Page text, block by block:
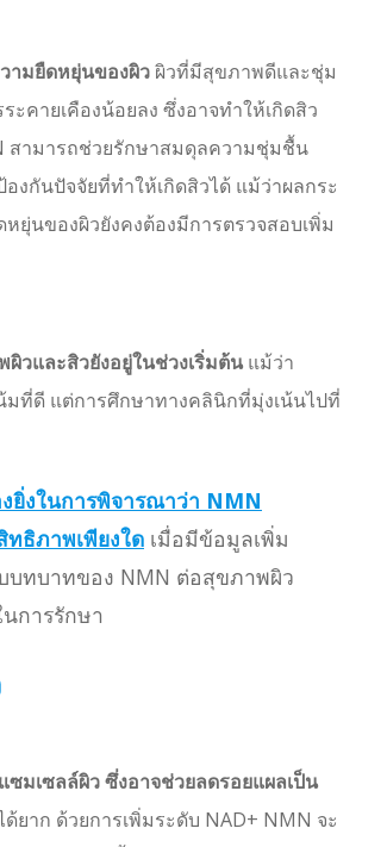
ามยืดหยุ่นของผิวผิวที่มีสุขภาพดีและชุ่ม
คายเคืองน้อยลง ซึ่งอาจทำให้เกิดสิว
สามารถช่วยรักษาสมดุลความชุ่มชื้น
กันปัจจัยที่ทำให้เกิดสิวได้ แม้ว่าผลกระ
นของผิวยังคงต้องมีการตรวจสอบเพิ่ม
วและสิวยังอยู่ในช่วงเริ่มต้น แม้ว่า
ที่ดี แต่การศึกษาทางคลินิกที่มุ่งเน้นไปที่
ยิ่งในการพิจารณาว่า NMN
ทธิภาพเพียงใด เมื่อมีข้อมูลเพิ่ม
บทบาทของ NMN ต่อสุขภาพผิว
การรักษา
มเซลล์ผิว ซึ่งอาจช่วยลดรอยแผลเป็น
าก ด้วยการเพิ่มระดับ NAD+ NMN จะ